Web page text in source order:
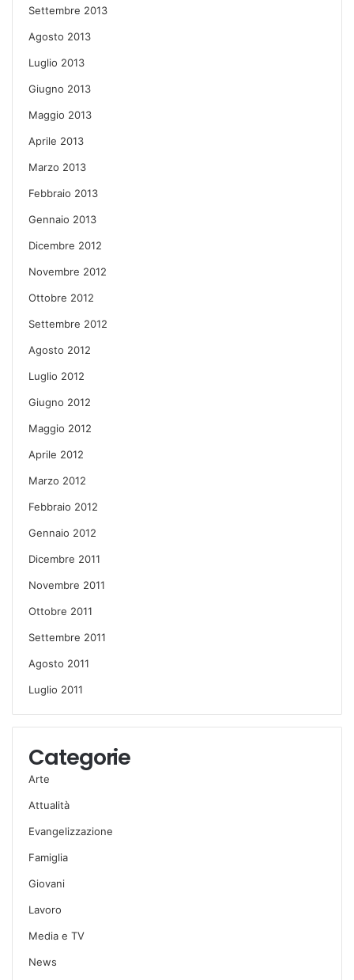
Settembre 2013
Agosto 2013
Luglio 2013
Giugno 2013
Maggio 2013
Aprile 2013
Marzo 2013
Febbraio 2013
Gennaio 2013
Dicembre 2012
Novembre 2012
Ottobre 2012
Settembre 2012
Agosto 2012
Luglio 2012
Giugno 2012
Maggio 2012
Aprile 2012
Marzo 2012
Febbraio 2012
Gennaio 2012
Dicembre 2011
Novembre 2011
Ottobre 2011
Settembre 2011
Agosto 2011
Luglio 2011
Categorie
Arte
Attualità
Evangelizzazione
Famiglia
Giovani
Lavoro
Media e TV
News